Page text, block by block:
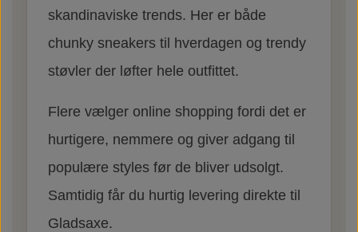
skandinaviske trends. Her er både
chunky sneakers til hverdagen og trendy
støvler der løfter hele outfittet.
Flere vælger online shopping fordi det er
hurtigere, nemmere og giver adgang til
populære styles før de bliver udsolgt.
Samtidig får du hurtig levering direkte til
Gladsaxe.